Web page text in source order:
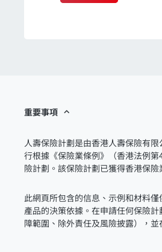
重要事項
人壽保險計劃是由香港人壽保險有
行根據《保險業條例》（香港法例
險計劃。該保險計劃已獲得香港保
此網頁所包含的信息、示例和材料
產品的決策依據。在申請任何保險
障範圍、除外責任及風險披露），